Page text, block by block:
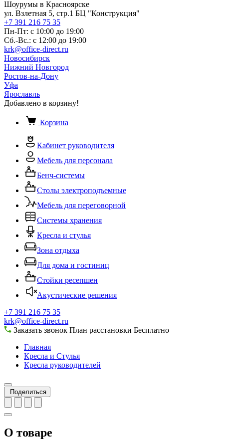
Шоурумы в Красноярске
ул. Взлетная 5, стр.1 БЦ "Конструкция"
+7 391 216 75 35
Пн-Пт: с 10:00 до 19:00
Сб.-Вс.: с 12:00 до 19:00
krk@office-direct.ru
Новосибирск
Нижний Новгород
Ростов-на-Дону
Уфа
Ярославль
Добавлено в корзину!
Корзина
Кабинет руководителя
Мебель для персонала
Бенч-системы
Столы электроподъемные
Мебель для переговорной
Системы хранения
Кресла и стулья
Зона отдыха
Для дома и гостиниц
Стойки ресепшен
Акустические решения
+7 391 216 75 35
krk@office-direct.ru
Заказать звонок План расстановки Бесплатно
Главная
Кресла и Стулья
Кресла руководителей
Поделиться
О товаре